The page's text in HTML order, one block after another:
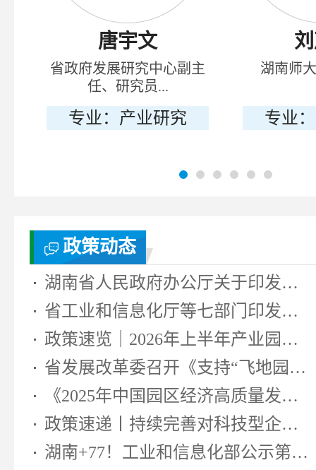
唐宇文
省政府发展研究中心副主
任、研究员...
专业：产业研究
湖南师
专业
政策动态
湖南省人民政府办公厅关于印发《湖...
省工业和信息化厅等七部门印发《湖...
政策速览｜2026年上半年产业园区相...
省发展改革委召开《支持“飞地园区...
《2025年中国园区经济高质量发展研...
政策速递丨持续完善对科技型企业...
湖南+77！工业和信息化部公示第七...